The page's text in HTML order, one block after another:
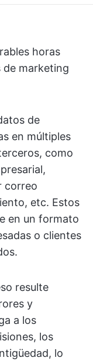
horas
de marketing
de
en múltiples
como
correo
etc. Estos
en un formato
o clientes
resulte
y
a los
los
lo